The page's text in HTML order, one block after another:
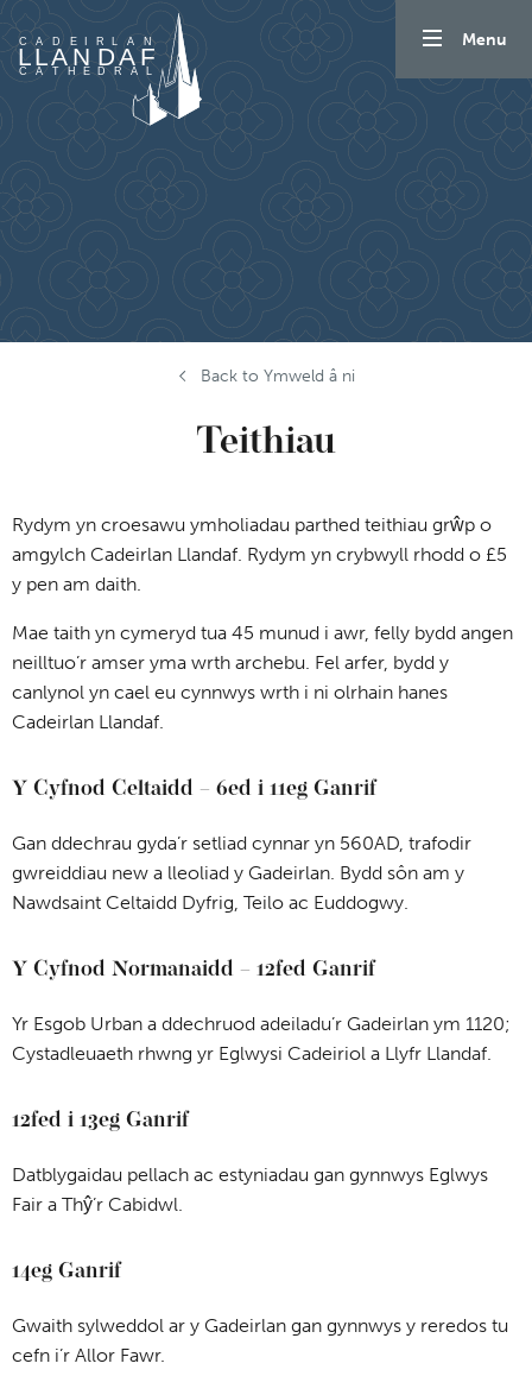
Mynd i'r cynnwys
Menu
Back to Ymweld â ni
Teithiau
Rydym yn croesawu ymholiadau parthed teithiau grŵp o
amgylch Cadeirlan Llandaf. Rydym yn crybwyll rhodd o £5
y pen am daith.
Mae taith yn cymeryd tua 45 munud i awr, felly bydd angen
neilltuo’r amser yma wrth archebu. Fel arfer, bydd y
canlynol yn cael eu cynnwys wrth i ni olrhain hanes
Cadeirlan Llandaf.
Y Cyfnod Celtaidd – 6ed i 11eg Ganrif
Gan ddechrau gyda’r setliad cynnar yn 560AD, trafodir
gwreiddiau new a lleoliad y Gadeirlan. Bydd sôn am y
Nawdsaint Celtaidd Dyfrig, Teilo ac Euddogwy.
Y Cyfnod Normanaidd – 12fed Ganrif
Yr Esgob Urban a ddechruod adeiladu’r Gadeirlan ym 1120;
Cystadleuaeth rhwng yr Eglwysi Cadeiriol a Llyfr Llandaf.
12fed i 13eg Ganrif
Datblygaidau pellach ac estyniadau gan gynnwys Eglwys
Fair a Thŷ’r Cabidwl.
14eg Ganrif
Gwaith sylweddol ar y Gadeirlan gan gynnwys y reredos tu
cefn i’r Allor Fawr.